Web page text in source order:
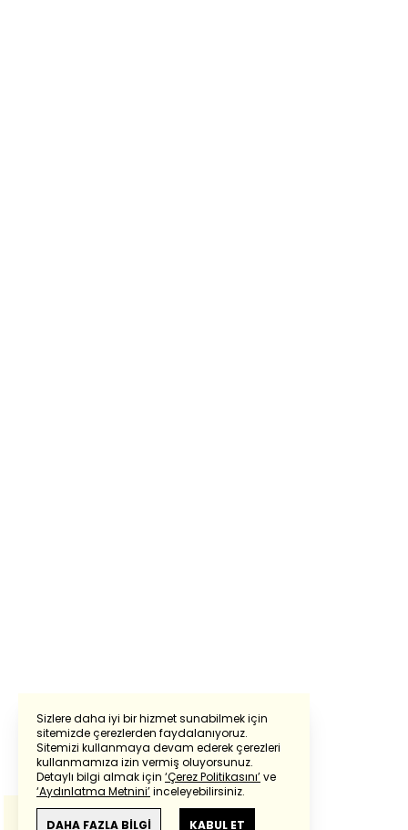
Sizlere daha iyi bir hizmet sunabilmek için
sitemizde çerezlerden faydalanıyoruz.
Sitemizi kullanmaya devam ederek çerezleri
kullanmamıza izin vermiş oluyorsunuz.
Detaylı bilgi almak için ‘Çerez Politikasını’ve
‘Aydınlatma Metnini’inceleyebilirsiniz.
DAHA FAZLA BİLGİ KABUL ET
Powered by Translate
Bu çevirideGoogle Transletekullanılmıştır.
Anlam ve çeviri hatalarından
haberturk.com